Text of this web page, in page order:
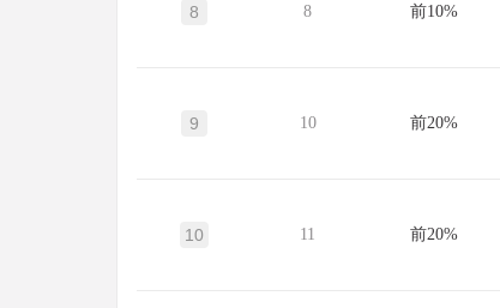
8 8 前10%
9 10 前20%
10 11 前20%